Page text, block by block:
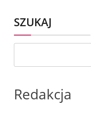
SZUKAJ
Redakcja